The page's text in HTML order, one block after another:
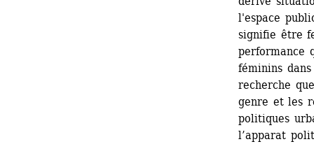
l'espace
signifie être
performance
féminins
recherche
genre et les
politiques
l’apparat